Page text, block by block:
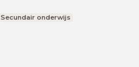
Secundair onderwijs